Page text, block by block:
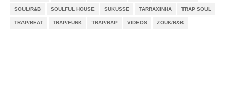
SOUL/R&B SOULFUL HOUSE SUKUSSE TARRAXINHA TRAP SOUL
TRAP/BEAT TRAP/FUNK TRAP/RAP VIDEOS ZOUK/R&B